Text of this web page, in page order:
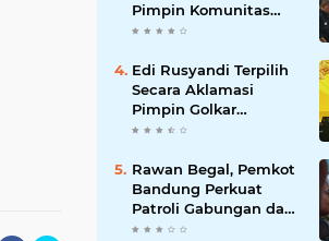
Pimpin Komunitas
BBC Periode 2026–
Solidaritas dan
Hadirkan Program
Nyata untuk
Masyarakat
Edi Rusyandi Terpilih
Secara Aklamasi
Pimpin Golkar
Bandung Barat,
Kepemimpinan
Harmonis "Turun
Ranjang"
Rawan Begal, Pemkot
Bandung Perkuat
Patroli Gabungan dan
Pengawasan Digital